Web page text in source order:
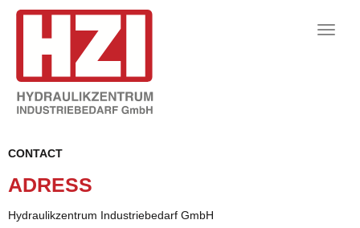
Toggle
CONTACT
AD­RESS
Hy­drau­l­ikzen­trum In­dus­triebedarf GmbH